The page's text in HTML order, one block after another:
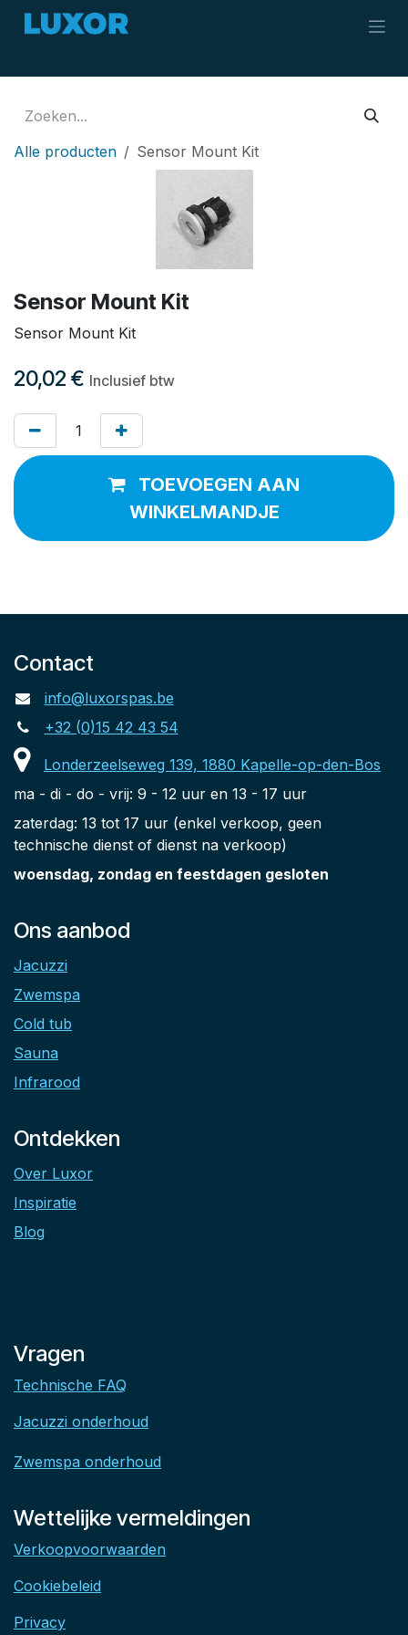
Overslaan naar inhoud
Alle producten Sensor Mount Kit
Sensor Mount Kit
Sensor Mount Kit
20,02 € Inclusief btw
TOEVOEGEN AAN
WINKELMANDJE
Contact
info@luxorspas.be
+32 (0)15 42 43 54
Londerzeelseweg 139, 1880 Kapelle-op-den-Bos
ma - di - do - vrij: 9 - 12 uur en 13 - 17 uur
zaterdag: 13 tot 17 uur (enkel verkoop, geen
technische dienst of dienst na verkoop)
woensdag, zondag en feestdagen gesloten
Ons aanbod
Jacuzzi
Zwemspa
Cold tub
Sauna
Infrarood
Ontdekken
Over Luxor
Inspiratie
Blog
Vragen
Technische FAQ
Jacuzzi onderhoud
Zwemspa onderhoud
Wettelijke vermeldingen
Verkoopvoorwaarden
Cookiebeleid
Privacy